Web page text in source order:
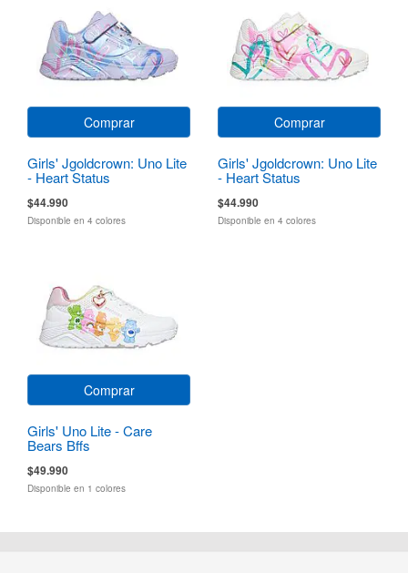
Comprar
Girls' Jgoldcrown: Uno Lite
- Heart Status
$44.990
Disponible en 4 colores
Comprar
Girls' Jgoldcrown: Uno Lite
- Heart Status
$44.990
Disponible en 4 colores
Comprar
Girls' Uno Lite - Care
Bears Bffs
$49.990
Disponible en 1 colores